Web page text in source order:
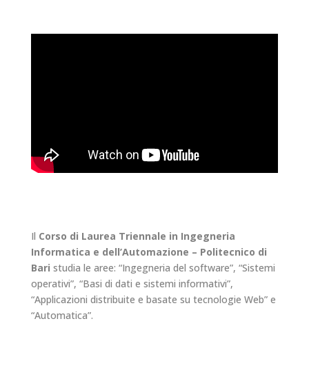
Il Corso di Laurea Triennale in Ingegneria
Informatica e dell’Automazione – Politecnico di
Bari studia le aree: “Ingegneria del software”, “Sistemi
operativi”, “Basi di dati e sistemi informativi”,
“Applicazioni distribuite e basate su tecnologie Web” e
“Automatica”.